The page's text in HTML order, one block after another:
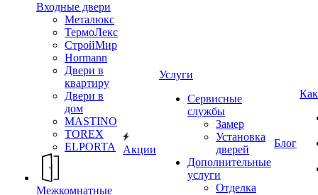
Входные двери
Металюкс
ТермоЛекс
СтройМир
Hormann
Двери в
квартиру
Двери в
дом
MASTINO
TOREX
ELPORTA
Межкомнатные
Акции
Услуги
Сервисные
службы
Замер
Установка
дверей
Дополнительные
услуги
Отделка
Блог